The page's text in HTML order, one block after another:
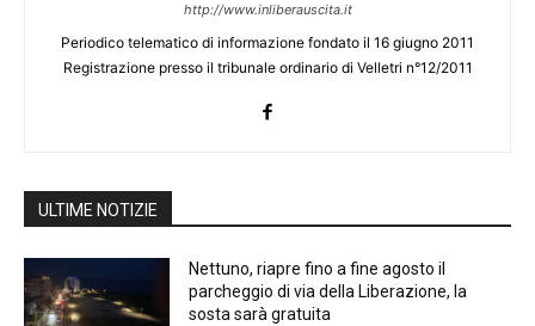
http://www.inliberauscita.it
Periodico telematico di informazione fondato il 16 giugno 2011
Registrazione presso il tribunale ordinario di Velletri n°12/2011
ULTIME NOTIZIE
Nettuno, riapre fino a fine agosto il
parcheggio di via della Liberazione, la
sosta sarà gratuita